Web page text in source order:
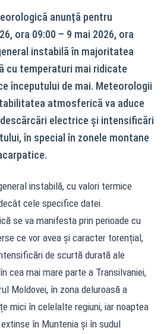
anunță pentru
ora 09:00 – 9 mai 2026, ora
instabilă în majoritatea
cu temperaturi mai ridicate
începutului de mai. Meteorologii
atmosferică va aduce
electrice și intensificări
în special în zonele montane
instabilă, cu valori termice
cele specifice datei.
se va manifesta prin perioade cu
ce vor avea și caracter torențial,
de scurtă durată ale
cea mai mare parte a Transilvaniei,
Moldovei, în zona deluroasă a
mici în celelalte regiuni, iar noaptea
în Muntenia și în sudul